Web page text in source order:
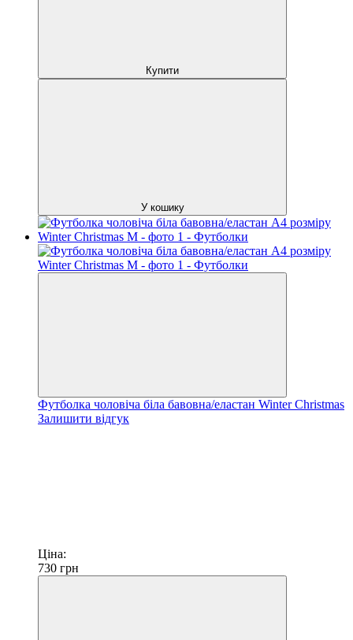
Купити
У кошику
Футболка чоловіча біла бавовна/еластан Winter Christmas
Залишити відгук
Ціна:
730 грн